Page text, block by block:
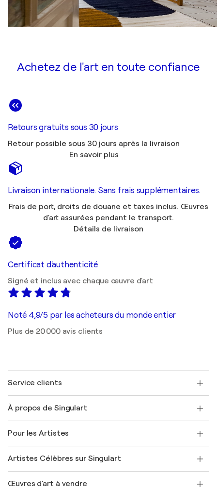
Achetez de l'art en toute confiance
Retours gratuits sous 30 jours
Retour possible sous 30 jours après la livraison
En savoir plus
Livraison internationale. Sans frais supplémentaires.
Frais de port, droits de douane et taxes inclus. Œuvres
d'art assurées pendant le transport.
Détails de livraison
Certificat d'authenticité
Signé et inclus avec chaque œuvre d'art
Noté 4,9/5 par les acheteurs du monde entier
Plus de 20 000 avis clients
Service clients
Expédition
Offrir une carte cadeau
Rejoignez notre programme commercial
Mon compte
+33 1 76 44 06 42
À propos de Singulart
FAQ
Magazine Singulart
Emplois
Découvrez une sélection d'art original
Pour les Artistes
Se connecter en tant qu'Artiste
Artistes Célèbres sur Singulart
Marc Chagall
Œuvres d'art à vendre